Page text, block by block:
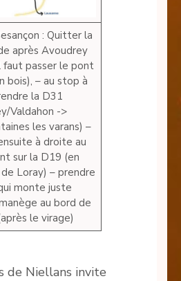
: Quitter la
après Avoudrey
faut passer le pont
bois), – au stop à
la D31
Valdahon ->
les varans) –
à droite au
sur la D19 (en
Loray) – prendre
monte juste
au bord de
le virage)
de Niellans invite